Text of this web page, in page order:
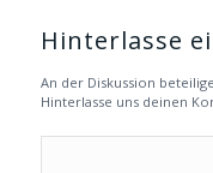
Hinterlasse
An der Diskussion
Hinterlasse uns deinen